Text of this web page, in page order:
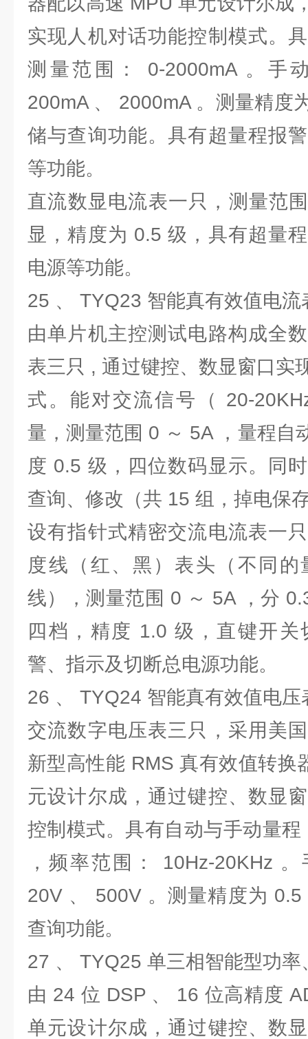
实现人机对话功能控制模式。
测量范围： 0-2000mA 。手
200mA 、 2000mA 。测量精度
储与查询功能。具有超量程报
等功能。
直流数显电流表一只，测量范
显，精度为 0.5 级，具有超量
电源等功能。
25 、 TYQ23 智能真有效值电
由单片机主控测试电路构成全
表三只 , 通过键控、数显窗口实
式。能对交流信号（ 20-
量，测量范围 0 ～ 5A ，量程自
度 0.5 级，四位数码显示。同
查询、修改（共 15 组，掉电保
设有指针式精密交流电流表一
度线（红、黑）表头（不同
线），测量范围 0 ～ 5A ，分
四档，精度 1.0 级，直键开
警、指示及切断总电源功能。
26 、 TYQ24 智能真有效值电
交流数字电压表三只，采用美
新型高性能 RMS 真有效值转换
元设计尔成，通过键控、数显
控制模式。具有自动与手动量
，频率范围： 10Hz-20KHz
20V 、 500V 。测量精度为
查询功能。
27 、 TYQ25 单三相智能型功
由 24 位 DSP 、 16 位高精度
单元设计尔成，通过键控、数